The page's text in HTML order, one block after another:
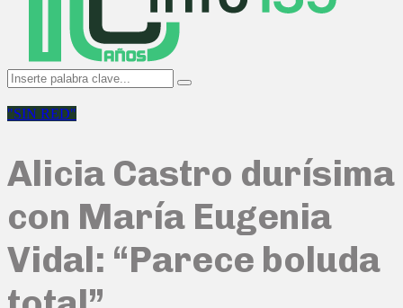
Search
for:
Search
"SIN RED"
Alicia Castro durísima
con María Eugenia
Vidal: “Parece boluda